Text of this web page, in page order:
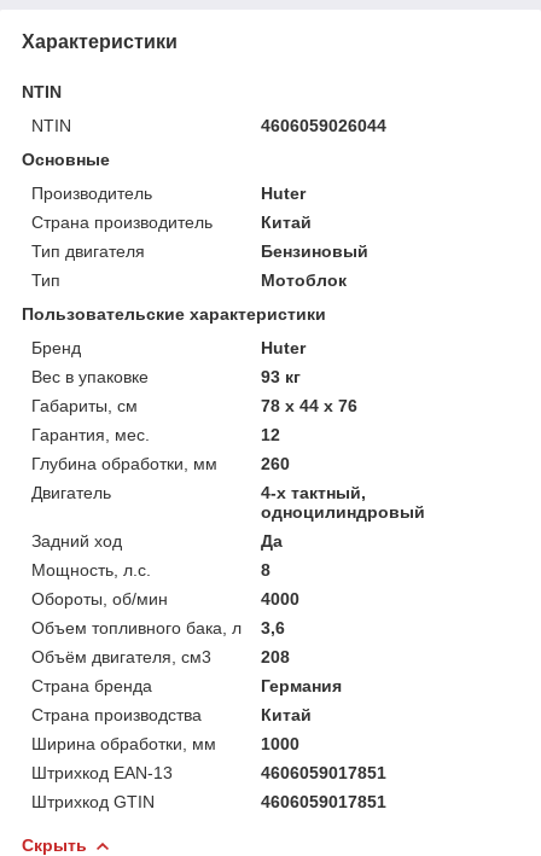
Характеристики
NTIN
NTIN
4606059026044
Основные
Производитель
Huter
Страна производитель
Китай
Тип двигателя
Бензиновый
Тип
Мотоблок
Пользовательские характеристики
Бренд
Huter
Вес в упаковке
93 кг
Габариты, см
78 х 44 х 76
Гарантия, мес.
12
Глубина обработки, мм
260
Двигатель
4-х тактный,
одноцилиндровый
Задний ход
Да
Мощность, л.с.
8
Обороты, об/мин
4000
Объем топливного бака, л
3,6
Объём двигателя, см3
208
Страна бренда
Германия
Страна производства
Китай
Ширина обработки, мм
1000
Штрихкод EAN-13
4606059017851
Штрихкод GTIN
4606059017851
Скрыть